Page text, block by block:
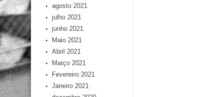
agosto 2021
julho 2021
junho 2021
Maio 2021
Abril 2021
Março 2021
Fevereiro 2021
Janeiro 2021